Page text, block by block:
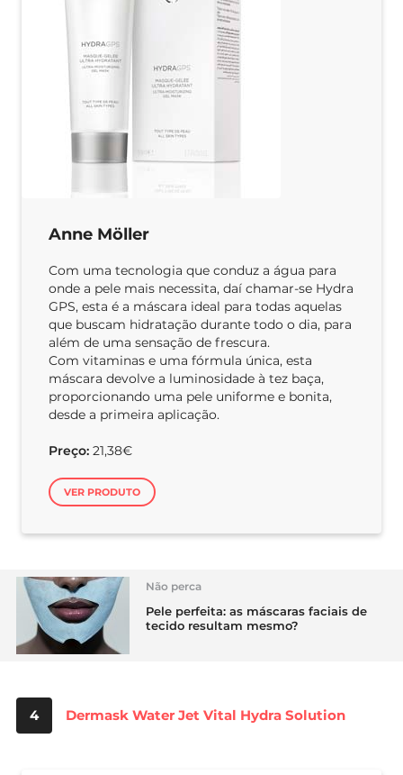
Anne Möller
Com uma tecnologia que conduz a água para
onde a pele mais necessita, daí chamar-se Hydra
GPS, esta é a máscara ideal para todas aquelas
que buscam hidratação durante todo o dia, para
além de uma sensação de frescura.
Com vitaminas e uma fórmula única, esta
máscara devolve a luminosidade à tez baça,
proporcionando uma pele uniforme e bonita,
desde a primeira aplicação.
Preço: 21,38€
VER PRODUTO
Não perca
Pele perfeita: as máscaras faciais de
tecido resultam mesmo?
4 Dermask Water Jet Vital Hydra Solution